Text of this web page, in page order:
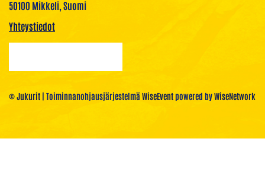
50100 Mikkeli, Suomi
Yhteystiedot
© Jukurit | Toiminnanohjausjärjestelmä WiseEventpowered byWiseNetwork